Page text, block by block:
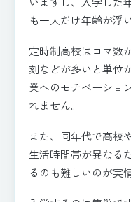
も一人だけ年齢が浮
定時制高校はコマ数
刻などが多いと単位
業へのモチベーショ
れません。
また、同年代で高校
生活時間帯が異なる
るのも難しいのが実